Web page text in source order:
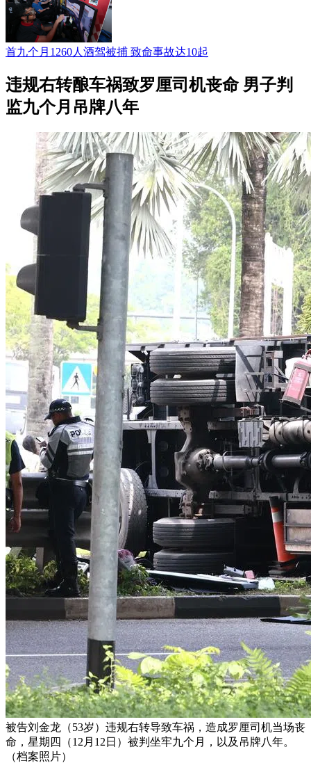
首九个月1260人酒驾被捕 致命事故达10起
违规右转酿车祸致罗厘司机丧命 男子判
监九个月吊牌八年
被告刘金龙（53岁）违规右转导致车祸，造成罗厘司机当场丧
命，星期四（12月12日）被判坐牢九个月，以及吊牌八年。
（档案照片）